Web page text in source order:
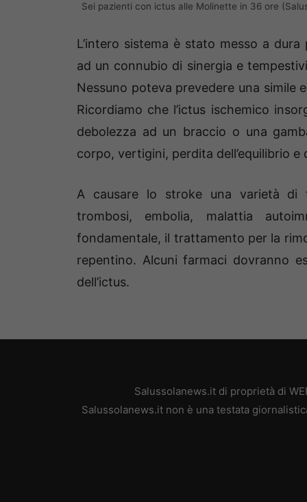
Sei pazienti con ictus alle Molinette in 36 ore
L’intero sistema è stato messo a
ad un connubio di sinergia e
Nessuno poteva prevedere una simile
Ricordiamo che l’ictus ischemico
debolezza ad un braccio o una
corpo, vertigini, perdita dell’equilibrio
A causare lo stroke una varietà di
trombosi, embolia, malattia
fondamentale, il trattamento per la
repentino. Alcuni farmaci dovranno
dell’ictus.
Salussolanews.it di proprietà di
Salussolanews.it non è una testata